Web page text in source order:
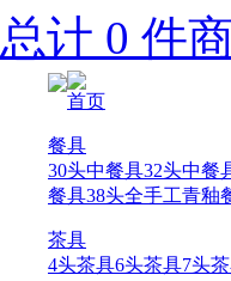
总计 0 件
首页
餐具
30头中餐具32头中餐
餐具38头全手工青釉
茶具
4头茶具6头茶具7头